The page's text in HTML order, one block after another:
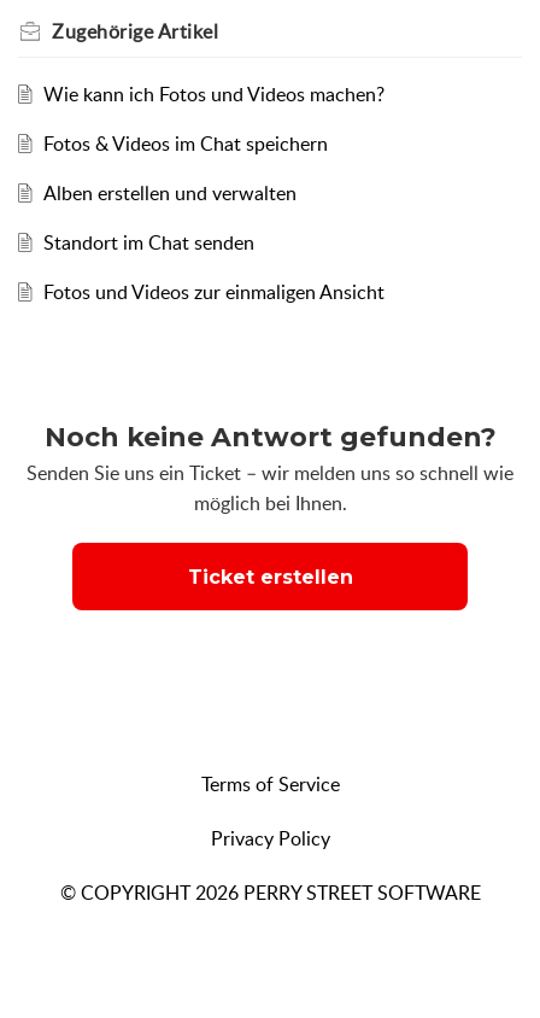
ZugehörigeArtikel
Wie kann ich Fotos und Videos machen?
Fotos & Videos im Chat speichern
Alben erstellen und verwalten
Standort im Chat senden
Fotos und Videos zur einmaligen Ansicht
Noch keine Antwort gefunden?
Senden Sie uns ein Ticket – wir melden uns so schnell wie
möglich bei Ihnen.
Ticket erstellen
Terms of Service
Privacy Policy
© COPYRIGHT 2026 PERRY STREET SOFTWARE